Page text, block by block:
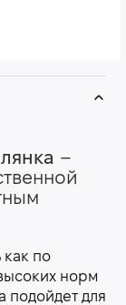
–
по
норм
подойдет для